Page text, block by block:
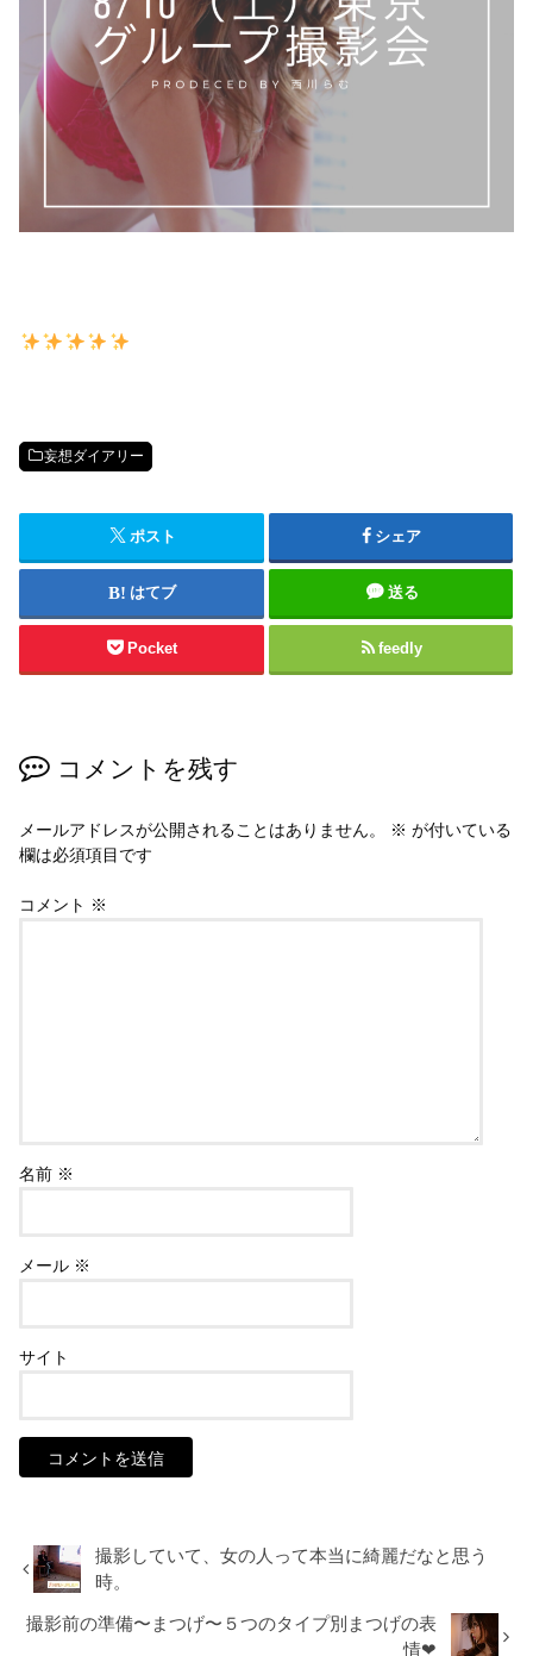
妄想ダイアリー
ポスト シェア
はてブ 送る
Pocket feedly
コメントを残す
メールアドレスが公開されることはありません。 ※ が付いている
欄は必須項目です
コメント ※
名前 ※
メール ※
サイト
撮影していて、女の人って本当に綺麗だなと思う
時。
撮影前の準備〜まつげ〜５つのタイプ別まつげの表
情❤︎